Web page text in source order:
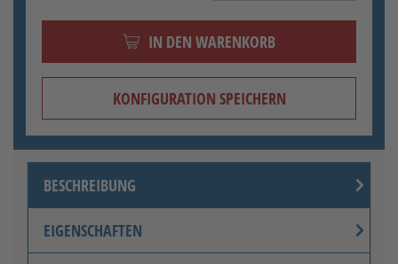
IN DEN WARENKORB
KONFIGURATION SPEICHERN
BESCHREIBUNG
EIGENSCHAFTEN